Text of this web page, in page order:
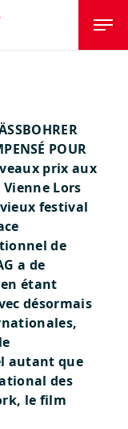
POUR
prix aux
Lors
festival
de
a de
étant
désormais
autant que
des
le film